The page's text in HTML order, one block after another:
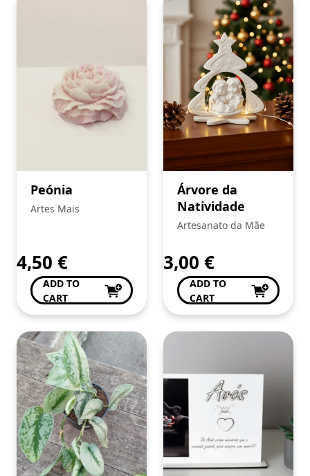
Peónia
Artes Mais
4,50 €
ADD TO
CART
Árvore da
Natividade
Artesanato da Mãe
3,00 €
ADD TO
CART